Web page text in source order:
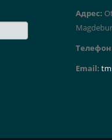
Адрес:
Email: